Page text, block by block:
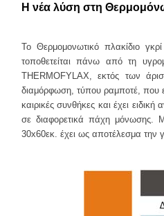
Η νέα λύση στη
Το Θερμομονωτικό πλακίδιο
τοποθετείται πάνω από τη
THERMOFYLAX, εκτός των
διαμόρφωση, τύπου ραμποτέ, που
καιρικές συνθήκες και έχει
σε διαφορετικά πάχη μόνωσης.
30x60εκ. έχει ως αποτέλεσμα την